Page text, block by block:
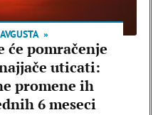
će pomračenje
uticati:
promene ih
6 meseci